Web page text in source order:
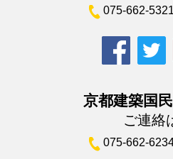
075-662-5321
京都建築国
ご連絡
075-662-